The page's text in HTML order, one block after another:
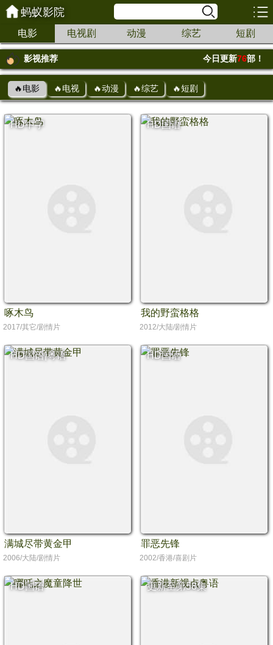
蚂蚁影院
电影 电视剧 动漫 综艺 短剧
影视推荐 今日更新76部！
🔥电影 🔥电视 🔥动漫 🔥综艺 🔥短剧
HD中字
啄木鸟
2017/其它/剧情片
HD国语
我的野蛮格格
2012/大陆/剧情片
HD国语|粤语
满城尽带黄金甲
2006/大陆/剧情片
HD国语
罪恶先锋
2002/香港/喜剧片
HD国语 更新至第58集